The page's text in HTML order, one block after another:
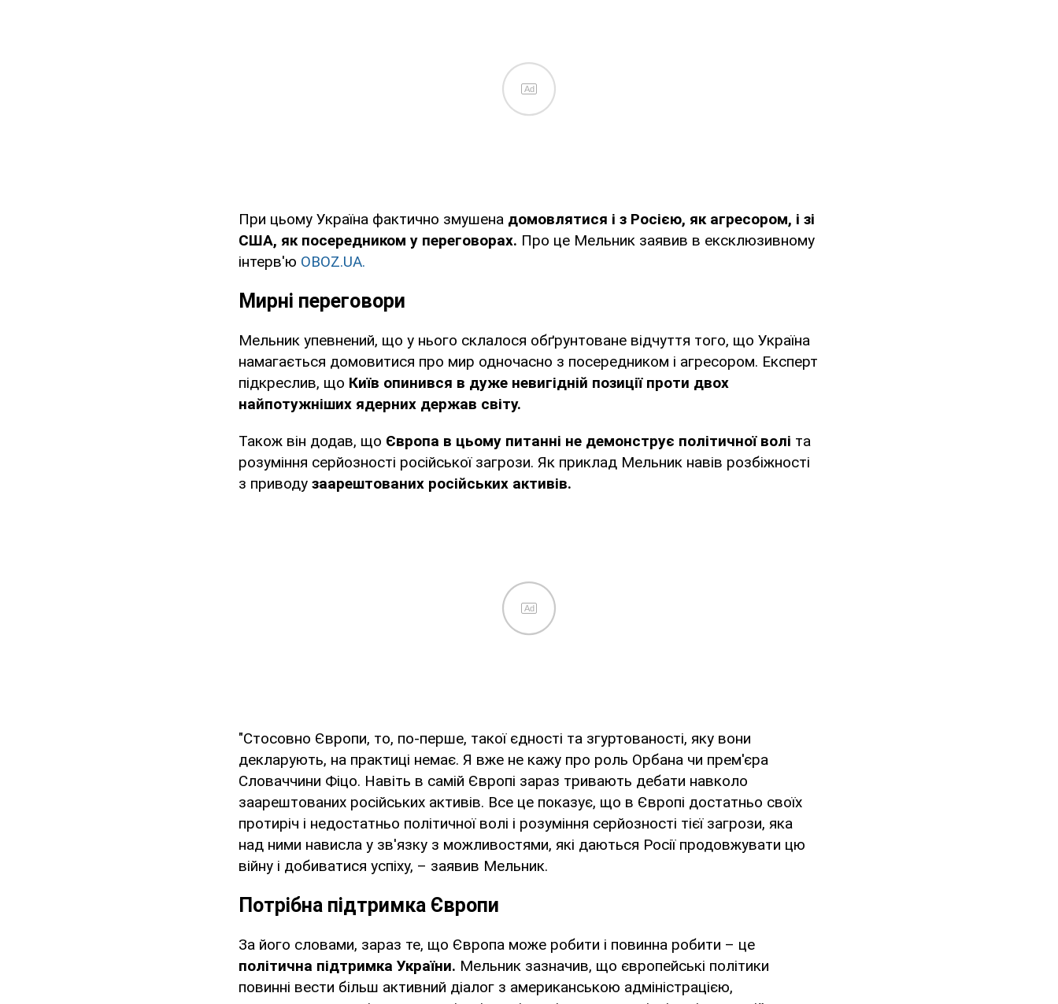
Ad
При цьому Україна фактично змушена домовлятися і з Росією, як агресором, і зі
США, як посередником у переговорах. Про це Мельник заявив в ексклюзивному
інтерв'ю OBOZ.UA.
Мирні переговори
Мельник упевнений, що у нього склалося обґрунтоване відчуття того, що Україна
намагається домовитися про мир одночасно з посередником і агресором. Експерт
підкреслив, що Київ опинився в дуже невигідній позиції проти двох
найпотужніших ядерних держав світу.
Також він додав, що Європа в цьому питанні не демонструє політичної волі та
розуміння серйозності російської загрози. Як приклад Мельник навів розбіжності
з приводу заарештованих російських активів.
Ad
"Стосовно Європи, то, по-перше, такої єдності та згуртованості, яку вони
декларують, на практиці немає. Я вже не кажу про роль Орбана чи прем'єра
Словаччини Фіцо. Навіть в самій Європі зараз тривають дебати навколо
заарештованих російських активів. Все це показує, що в Європі достатньо своїх
протиріч і недостатньо політичної волі і розуміння серйозності тієї загрози, яка
над ними нависла у зв'язку з можливостями, які даються Росії продовжувати цю
війну і добиватися успіху, – заявив Мельник.
Потрібна підтримка Європи
За його словами, зараз те, що Європа може робити і повинна робити – це
політична підтримка України. Мельник зазначив, що європейські політики
повинні вести більш активний діалог з американською адміністрацією,